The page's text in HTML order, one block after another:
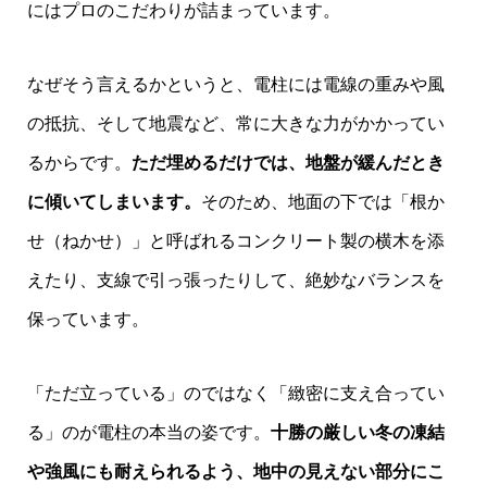
にはプロのこだわりが詰まっています。
なぜそう言えるかというと、電柱には電線の重みや風
の抵抗、そして地震など、常に大きな力がかかってい
るからです。 ただ埋めるだけでは、地盤が緩んだとき
に傾いてしまいます。 そのため、地面の下では「根か
せ（ねかせ）」と呼ばれるコンクリート製の横木を添
えたり、支線で引っ張ったりして、絶妙なバランスを
保っています。
「ただ立っている」のではなく「緻密に支え合ってい
る」のが電柱の本当の姿です。 十勝の厳しい冬の凍結
や強風にも耐えられるよう、地中の見えない部分にこ